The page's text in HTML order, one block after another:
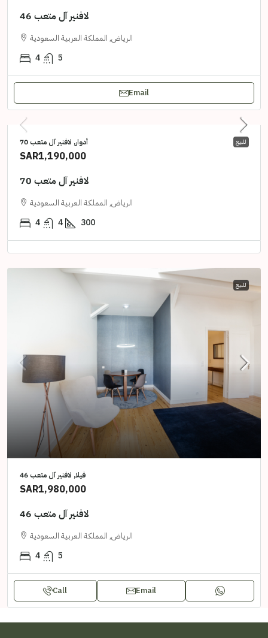
لافنير آل متعب 46
الرياض, المملكة العربية السعودية
4 5
Email
للبيع أدوار, لافنير آل متعب 70
SAR1,190,000
لافنير آل متعب 70
الرياض, المملكة العربية السعودية
4 4 300
للبيع
فيلا, لافنير آل متعب 46
SAR1,980,000
لافنير آل متعب 46
الرياض, المملكة العربية السعودية
4 5
Call Email